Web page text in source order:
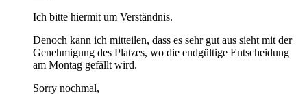
Ich bitte hiermit um Verständnis.
Denoch kann ich mitteilen, dass es sehr gut aus sieht mit der
Genehmigung des Platzes, wo die endgültige Entscheidung
am Montag gefällt wird.
Sorry nochmal,